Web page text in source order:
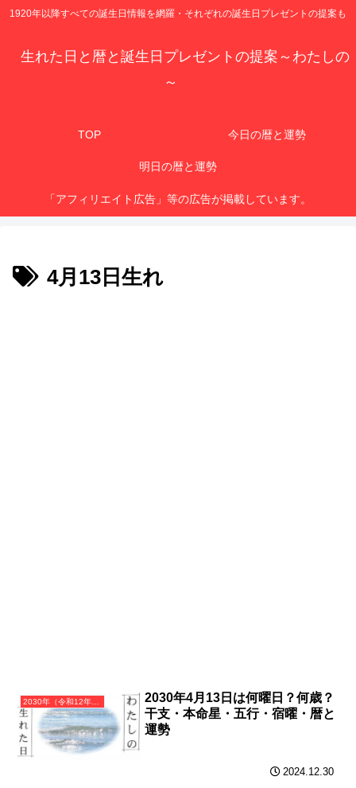
1920年以降すべての誕生日情報を網羅・それぞれの誕生日プレゼントの提案も
生れた日と暦と誕生日プレゼントの提案～わたしの
～
TOP 今日の暦と運勢
明日の暦と運勢
「アフィリエイト広告」等の広告が掲載しています。
4月13日生れ
2030年（令和12年）庚戌（かのえいぬ）・戌年（いぬ年）カレンダー（月曜はじまり）
2030年4月13日は何曜日？何歳？
干支・本命星・五行・宿曜・暦と
運勢
2024.12.30